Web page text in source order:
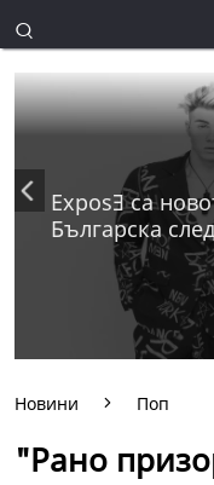
ExposƎ са
Българска
Новини Поп
"Рано